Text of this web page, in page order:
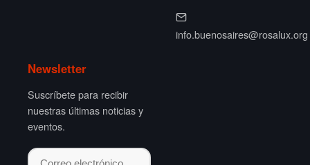
info.buenosaires@rosalux.org
Newsletter
Suscríbete para recibir
nuestras últimas noticias y
eventos.